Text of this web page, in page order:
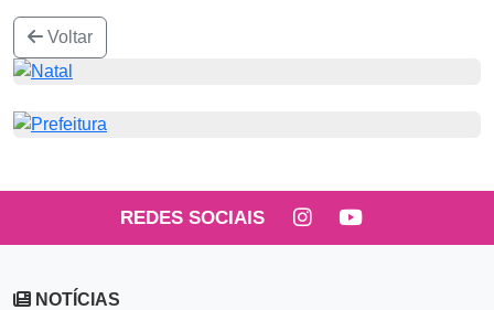
Voltar
REDES SOCIAIS
NOTÍCIAS